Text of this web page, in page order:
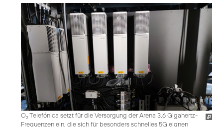
O2Telefónica setzt für die Versorgung der Arena 3,6 Gigahertz-
Frequenzen ein, die sich für besonders schnelles 5G eignen